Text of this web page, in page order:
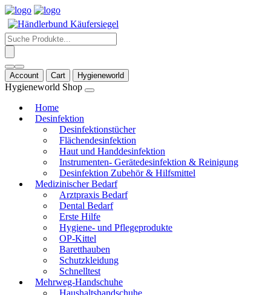
Products
search
Account Cart Hygieneworld
Hygieneworld Shop
Home
Desinfektion
Desinfektionstücher
Flächendesinfektion
Haut und Handdesinfektion
Instrumenten- Gerätedesinfektion & Reinigung
Desinfektion Zubehör & Hilfsmittel
Medizinischer Bedarf
Arztpraxis Bedarf
Dental Bedarf
Erste Hilfe
Hygiene- und Pflegeprodukte
OP-Kittel
Baretthauben
Schutzkleidung
Schnelltest
Mehrweg-Handschuhe
Haushaltshandschuhe